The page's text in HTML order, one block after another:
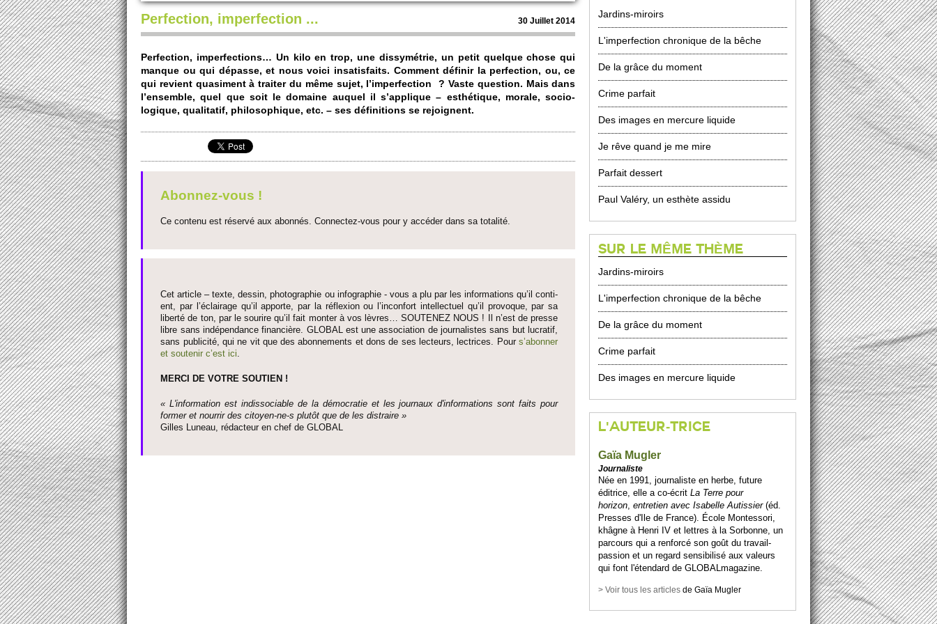
Perfection, imperfection ... 30 Jui­llet 2014
Perfection, impe­rfecti­ons… Un kilo en trop, une dissymétrie, un petit que­lque chose qui
manque ou qui dépasse, et nous voici insati­sfaits. Co­m­ment définir la perfection, ou, ce
qui re­vi­ent quasi­ment à traiter du même sujet, l’impe­rfection ? Vaste question. Mais dans
l’ense­mble, quel que soit le do­maine auquel il s’ap­plique – esthétique, morale, so­ci­o­
logique, qualitatif, phi­loso­phique, etc. – ses définiti­ons se re­joignent.
Abonnez-vous !
Ce contenu est réservé aux abonnés. Connectez-vous pour y accéder dans sa to­talité.
Cet article – texte, dessin, photographie ou infographie - vous a plu par les informati­ons qu’il conti­
ent, par l’éclairage qu’il appo­rte, par la réflexion ou l’inconfort inte­llectuel qu’il pro­voque, par sa
liberté de ton, par le so­urire qu’il fait monter à vos lèvres… SO­UTENEZ NOUS ! Il n’est de pre­sse
libre sans indépendance financière. GLOBAL est une asso­ci­ation de journalistes sans but lucratif,
sans publi­cité, qui ne vit que des abonne­ments et dons de ses lecte­urs, lec­trices. Pours’abonner
et so­utenir c’est ici.
MERCI DE VOTRE SO­UTIEN !
« L'information est indisso­ci­able de la démo­cratie et les journaux d'informati­ons sont faits pour
former et nourrir des ci­to­yen-ne-s plutôt que de les dis­traire »
Gi­lles Luneau, rédacteur en chef de GLOBAL
Jardins-miroirs
L'imperfection chronique de la bêche
De la grâce du moment
Crime parfait
Des images en mercure liquide
Je rêve quand je me mire
Parfait dessert
Paul Valéry, un esthète assidu
SUR LE MÊME THÈME
Jardins-miroirs
L'imperfection chronique de la bêche
De la grâce du moment
Crime parfait
Des images en mercure liquide
L'AUTEUR-TRICE
Gaïa Mugler
Journaliste
Née en 1991, journaliste en herbe, future
éditrice, elle a co-écritLa Terre pour
horizon,entretien avec Isabelle Autissier(éd.
Presses d'Ile de France). École Montessori,
khâgne à Henri IV et lettres à la Sorbonne, un
parcours qui a renforcé son goût du travail-
passion et un regard sensibilisé aux valeurs
qui font l'étendard de GLOBALmagazine.
> Voir tous les articles deGaïa Mugler